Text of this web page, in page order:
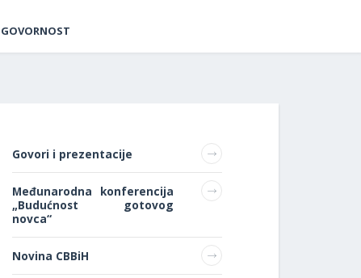
Govori i prezentacije
Međunarodna konferencija
„Budućnost gotovog
novca“
Novina CBBiH